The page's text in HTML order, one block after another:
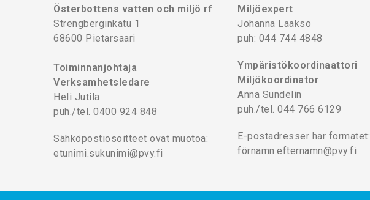
Österbottens vatten och miljö rf
Strengberginkatu 1
68600 Pietarsaari
Toiminnanjohtaja
Verksamhetsledare
Heli Jutila
puh./tel. 0400 924 848
Sähköpostiosoitteet ovat muotoa:
etunimi.sukunimi@pvy.fi
Miljöexpert
Johanna Laakso
puh: 044 744 4848
Ympäristökoordinaattori
Miljökoordinator
Anna Sundelin
puh./tel. 044 766 6129
E-postadresser har formatet:
förnamn.efternamn@pvy.fi